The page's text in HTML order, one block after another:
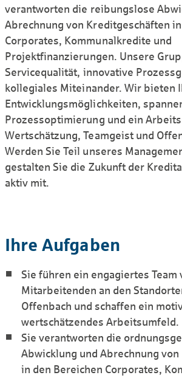
verantworten die reibungslose
Abrechnung von Kreditgeschäften
Corporates, Kommunalkredite und
Projektfinanzierungen. Unsere
Servicequalität, innovative
kollegiales Miteinander. Wir bieten
Entwicklungsmöglichkeiten,
Prozessoptimierung und ein
Wertschätzung, Teamgeist und
Werden Sie Teil unseres
gestalten Sie die Zukunft der
aktiv mit.
Ihre Aufgaben
Sie führen ein engagiertes Team
Mitarbeitenden an den
Offenbach und schaffen ein
wertschätzendes Arbeitsumfeld.
Sie verantworten die
Abwicklung und Abrechnung
in den Bereichen Corporates,